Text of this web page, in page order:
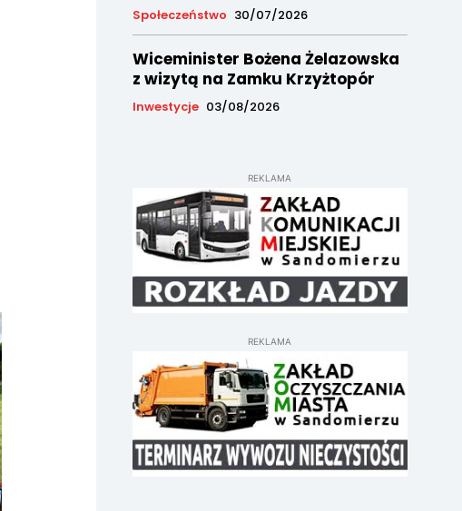
Społeczeństwo 30/07/2026
Wiceminister Bożena Żelazowska
z wizytą na Zamku Krzyżtopór
Inwestycje 03/08/2026
REKLAMA
REKLAMA